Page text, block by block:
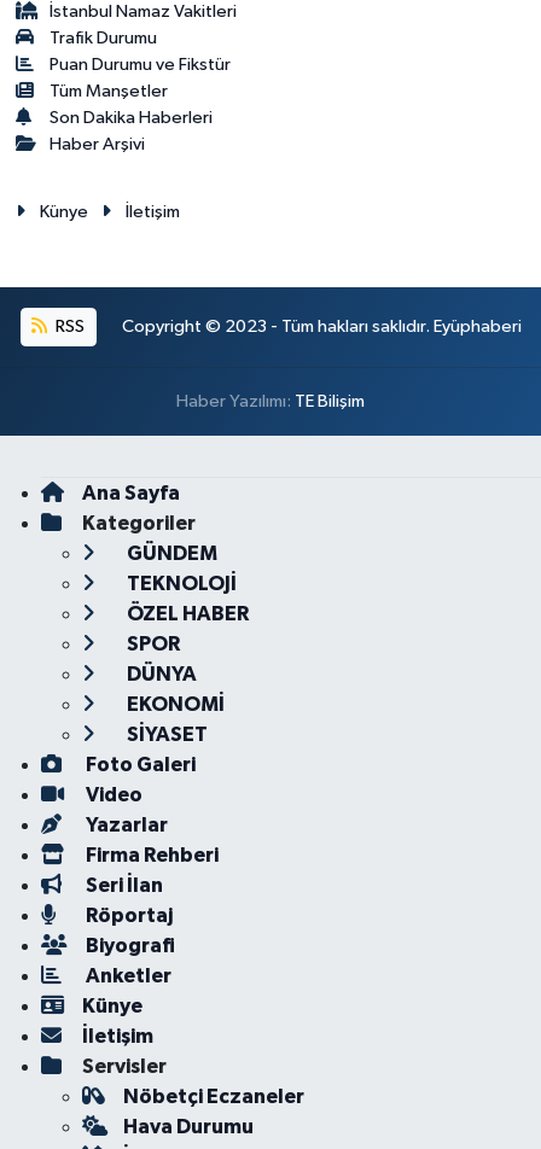
İstanbul Namaz Vakitleri
Trafik Durumu
Puan Durumu ve Fikstür
Tüm Manşetler
Son Dakika Haberleri
Haber Arşivi
Künye İletişim
RSS Copyright © 2023 - Tüm hakları saklıdır. Eyüphaberi
Haber Yazılımı: TE Bilişim
Ana Sayfa
Kategoriler
GÜNDEM
TEKNOLOJİ
ÖZEL HABER
SPOR
DÜNYA
EKONOMİ
SİYASET
Foto Galeri
Video
Yazarlar
Firma Rehberi
Seri İlan
Röportaj
Biyografi
Anketler
Künye
İletişim
Servisler
Nöbetçi Eczaneler
Hava Durumu